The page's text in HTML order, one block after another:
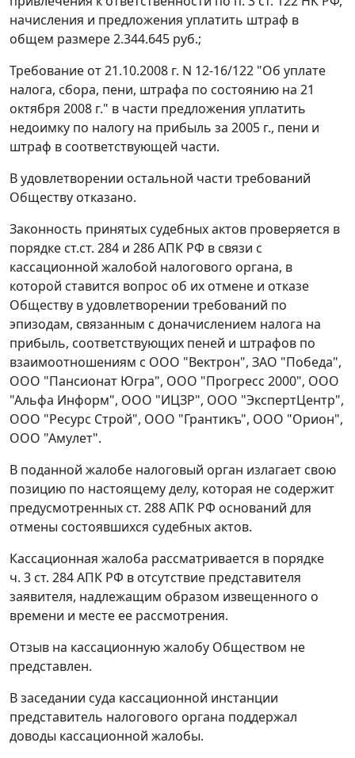
начисления и предложения уплатить штраф в
общем размере 2.344.645 руб.;
Требование от 21.10.2008 г. N 12-16/122 "Об уплате
налога, сбора, пени, штрафа по состоянию на 21
октября 2008 г." в части предложения уплатить
недоимку по налогу на прибыль за 2005 г., пени и
штраф в соответствующей части.
В удовлетворении остальной части требований
Обществу отказано.
Законность принятых судебных актов проверяется в
порядке ст.ст. 284 и 286АПК РФ в связи с
кассационной жалобой налогового органа, в
которой ставится вопрос об их отмене и отказе
Обществу в удовлетворении требований по
эпизодам, связанным с доначислением налога на
прибыль, соответствующих пеней и штрафов по
взаимоотношениям с ООО "Вектрон", ЗАО "Победа",
ООО "Пансионат Югра", ООО "Прогресс 2000", ООО
"Альфа Информ", ООО "ИЦЗР", ООО "ЭкспертЦентр",
ООО "Ресурс Строй", ООО "Грантикъ", ООО "Орион",
ООО "Амулет".
В поданной жалобе налоговый орган излагает свою
позицию по настоящему делу, которая не содержит
предусмотренных ст. 288АПК РФ оснований для
отмены состоявшихся судебных актов.
Кассационная жалоба рассматривается в порядке
ч. 3 ст. 284АПК РФ в отсутствие представителя
заявителя, надлежащим образом извещенного о
времени и месте ее рассмотрения.
Отзыв на кассационную жалобу Обществом не
представлен.
В заседании суда кассационной инстанции
представитель налогового органа поддержал
доводы кассационной жалобы.